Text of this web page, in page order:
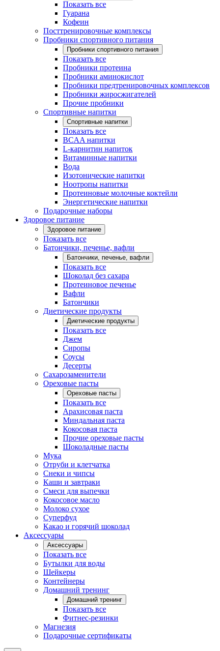
Показать все
Гуарана
Кофеин
Посттренировочные комплексы
Пробники спортивного питания
Пробники спортивного питания
Показать все
Пробники протеина
Пробники аминокислот
Пробники предтренировочных комплексов
Пробники жиросжигателей
Прочие пробники
Спортивные напитки
Спортивные напитки
Показать все
BCAA напитки
L-карнитин напиток
Витаминные напитки
Вода
Изотонические напитки
Ноотропы напитки
Протеиновые молочные коктейли
Энергетические напитки
Подарочные наборы
Здоровое питание
Здоровое питание
Показать все
Батончики, печенье, вафли
Батончики, печенье, вафли
Показать все
Шоколад без сахара
Протеиновое печенье
Вафли
Батончики
Диетические продукты
Диетические продукты
Показать все
Джем
Сиропы
Соусы
Десерты
Сахарозаменители
Ореховые пасты
Ореховые пасты
Показать все
Арахисовая паста
Миндальная паста
Кокосовая паста
Прочие ореховые пасты
Шоколадные пасты
Мука
Отруби и клетчатка
Снеки и чипсы
Каши и завтраки
Смеси для выпечки
Кокосовое масло
Молоко сухое
Суперфуд
Какао и горячий шоколад
Аксессуары
Аксессуары
Показать все
Бутылки для воды
Шейкеры
Контейнеры
Домашний тренинг
Домашний тренинг
Показать все
Фитнес-резинки
Магнезия
Подарочные сертификаты